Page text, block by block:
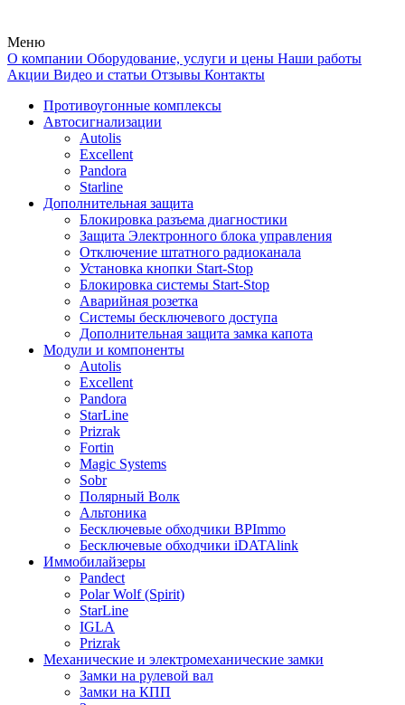
Меню
О компании Оборудование, услуги и цены Наши работы
Акции Видео и статьи Отзывы Контакты
Противоугонные комплексы
Автосигнализации
Autolis
Excellent
Pandora
Starline
Дополнительная защита
Блокировка разъема диагностики
Защита Электронного блока управления
Отключение штатного радиоканала
Установка кнопки Start-Stop
Блокировка системы Start-Stop
Аварийная розетка
Системы бесключевого доступа
Дополнительная защита замка капота
Модули и компоненты
Autolis
Excellent
Pandora
StarLine
Prizrak
Fortin
Magic Systems
Sobr
Полярный Волк
Альтоника
Бесключевые обходчики BPImmo
Бесключевые обходчики iDATAlink
Иммобилайзеры
Pandect
Polar Wolf (Spirit)
StarLine
IGLA
Prizrak
Механические и электромеханические замки
Замки на рулевой вал
Замки на КПП